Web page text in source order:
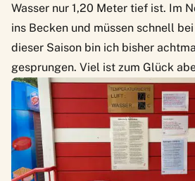
Wasser nur 1,20 Meter tief ist. Im
ins Becken und müssen schnell
dieser Saison bin ich bisher
gesprungen. Viel ist zum Glück